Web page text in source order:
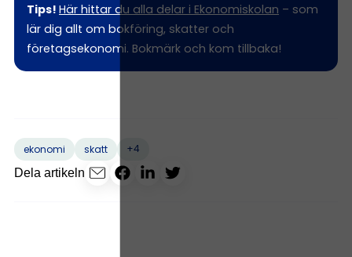
Tips! Här hittar du alla delar i Ekonomiskolan – som
lär dig allt om bokföring, skatter och
företagsekonomi. Bokmärk och kom tillbaka!
ekonomi skatt
+4
Dela artikeln